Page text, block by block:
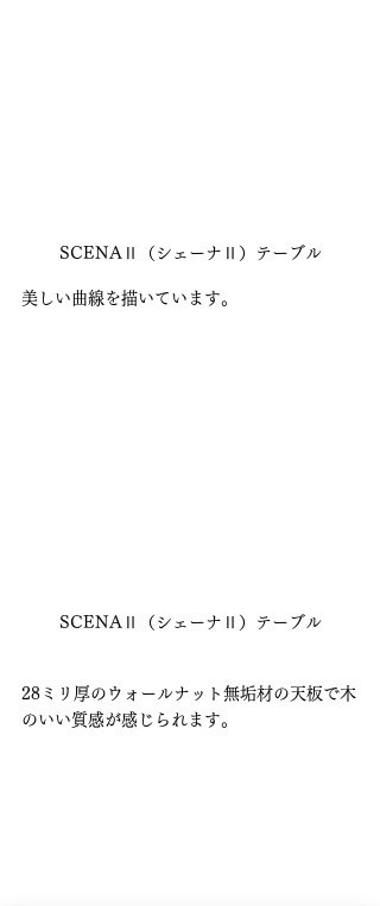
SCENAⅡ（シェーナⅡ）テーブル
美しい曲線を描いています。
SCENAⅡ（シェーナⅡ）テーブル
28ミリ厚のウォールナット無垢材の天板で木
のいい質感が感じられます。